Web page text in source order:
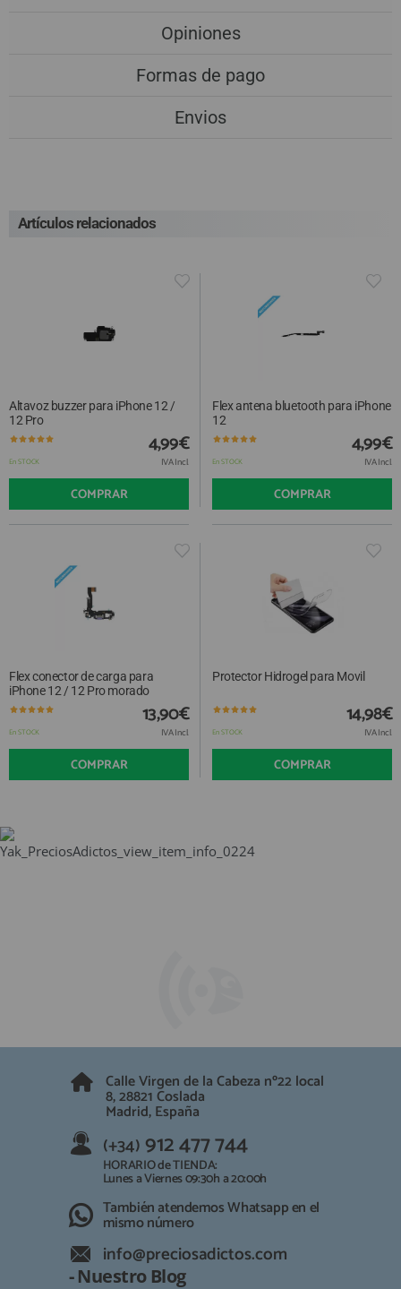
Opiniones
Formas de pago
Envios
Artículos relacionados
Altavoz buzzer para iPhone 12 /
12 Pro
En STOCK
4,99€
IVA Incl.
COMPRAR
Flex antena bluetooth para iPhone
12
En STOCK
4,99€
IVA Incl.
COMPRAR
Flex conector de carga para
iPhone 12 / 12 Pro morado
En STOCK
13,90€
IVA Incl.
COMPRAR
Protector Hidrogel para Movil
En STOCK
14,98€
IVA Incl.
COMPRAR
Calle Virgen de la Cabeza nº22 local
8, 28821 Coslada
Madrid, España
(+34) 912 477 744
HORARIO de TIENDA:
Lunes a Viernes 09:30h a 20:00h
También atendemos Whatsapp en el
mismo número
info@preciosadictos.com
- Nuestro Blog